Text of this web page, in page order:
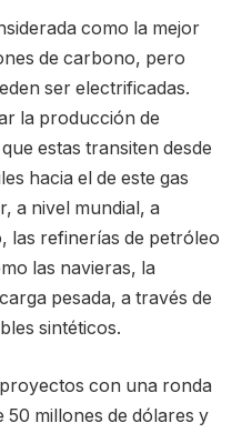
como la mejor
de carbono, pero
ser electrificadas.
la producción de
estas transiten desde
hacia el de este gas
a nivel mundial, a
las refinerías de petróleo
las navieras, la
pesada, a través de
sintéticos.
con una ronda
millones de dólares y